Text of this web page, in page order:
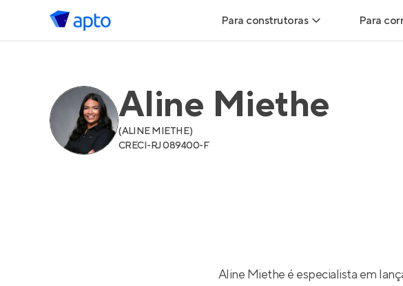
Para construtoras
Geração de Visitas
Para
Aline Miethe
(ALINE MIETHE)
CRECI-RJ 089400-F
Aline Miethe é especialista em